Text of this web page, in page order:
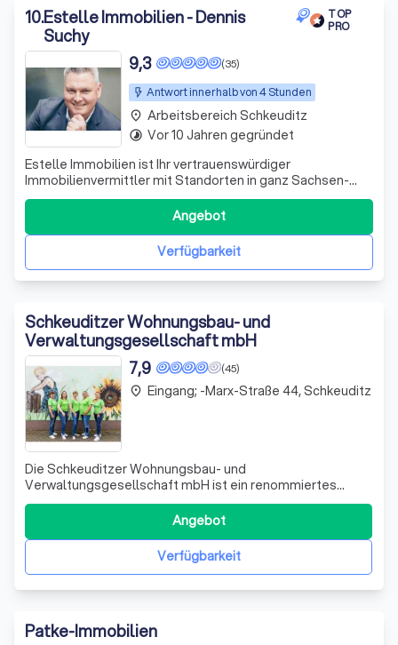
10.Estelle Immobilien - Dennis
Suchy
TOP
PRO
Antwort innerhalb von 4 Stunden
(35)
9,3
Estelle Immobilien ist Ihr vertrauenswürdiger
Immobilienvermittler mit Standorten in ganz Sachsen-
Anhalt. Unser Hauptbüro befindet sich in Sandersdorf-
Brehna, aber wir bieten auch Beratungsmöglichkeiten in
Leipzig, Halle, Dessau-Roßlau, Bitterfeld, Landsberg und
Zörbig. Unser Ziel ist es, Ihnen bei
Verfügbarkeit
Angebot
place Arbeitsbereich Schkeuditz
timelapse Vor 10 Jahren gegründet
Schkeuditzer Wohnungsbau- und
Verwaltungsgesellschaft mbH
(45)
7,9
Die Schkeuditzer Wohnungsbau- und
Verwaltungsgesellschaft mbH ist ein renommiertes
Unternehmen, das sich auf die Betreuung von Wohnungen
in der Region Schkeuditz spezialisiert hat. Seit unserer
Gründung im Jahr 1991 haben wir uns einen Namen
gemacht, indem wir uns um insgesamt 1.500 Wohnungen
Verfügbarkeit
Angebot
place Eingang; -Marx-Straße 44, Schkeuditz
Patke-Immobilien